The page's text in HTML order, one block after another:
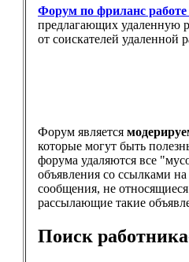
Форум по фриланс
предлагающих удаленную
от соискателей удаленной
Форум является
которые могут быть
форума удаляются все
объявления со ссылками
сообщения, не относящиеся
рассылающие такие
Поиск